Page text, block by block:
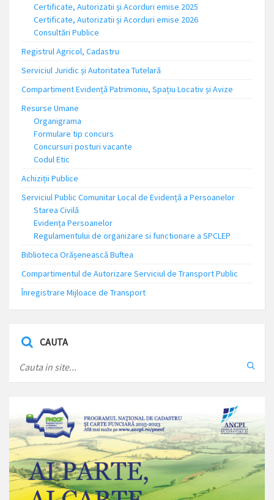
Certificate, Autorizatii și Acorduri emise 2025
Certificate, Autorizatii și Acorduri emise 2026
Consultări Publice
Registrul Agricol, Cadastru
Serviciul Juridic și Autoritatea Tutelară
Compartiment Evidență Patrimoniu, Spațiu Locativ și Avize
Resurse Umane
Organigrama
Formulare tip concurs
Concursuri posturi vacante
Codul Etic
Achiziții Publice
Serviciul Public Comunitar Local de Evidență a Persoanelor
Starea Civilă
Evidența Persoanelor
Regulamentului de organizare si functionare a SPCLEP
Biblioteca Orășenească Buftea
Compartimentul de Autorizare Serviciul de Transport Public
Înregistrare Mijloace de Transport
CAUTA